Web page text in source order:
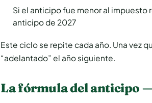
Si el anticipo fue menor al
anticipo de 2027
Este ciclo se repite cada año. Una vez
“adelantado” el año siguiente.
La fórmula del anticipo